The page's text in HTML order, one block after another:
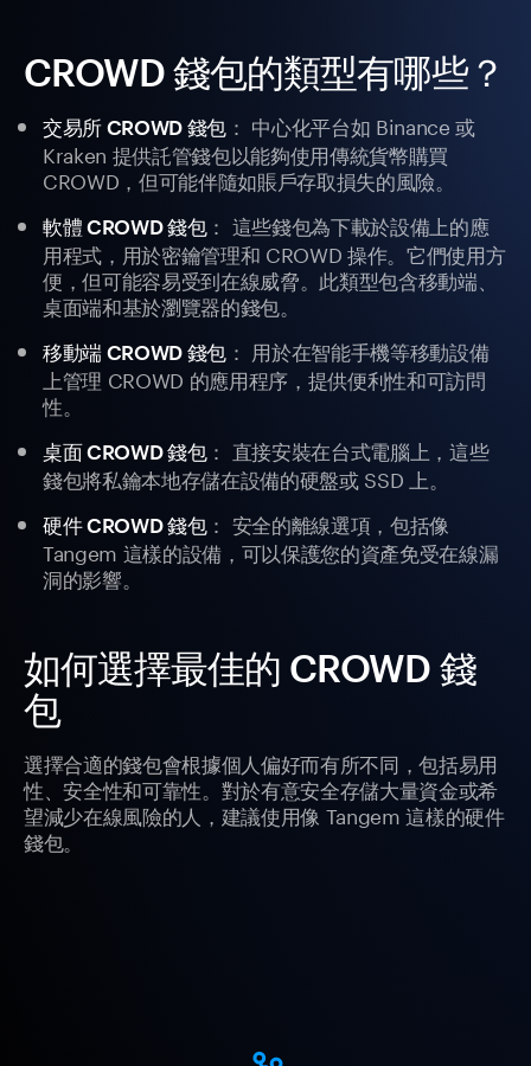
CROWD 錢包的類型有哪些？
交易所 CROWD 錢包： 中心化平台如 Binance 或
Kraken 提供託管錢包以能夠使用傳統貨幣購買
CROWD，但可能伴隨如賬戶存取損失的風險。
軟體 CROWD 錢包： 這些錢包為下載於設備上的應
用程式，用於密鑰管理和 CROWD 操作。它們使用方
便，但可能容易受到在線威脅。此類型包含移動端、
桌面端和基於瀏覽器的錢包。
移動端 CROWD 錢包： 用於在智能手機等移動設備
上管理 CROWD 的應用程序，提供便利性和可訪問
性。
桌面 CROWD 錢包： 直接安裝在台式電腦上，這些
錢包將私鑰本地存儲在設備的硬盤或 SSD 上。
硬件 CROWD 錢包： 安全的離線選項，包括像
Tangem 這樣的設備，可以保護您的資產免受在線漏
洞的影響。
如何選擇最佳的 CROWD 錢
包
選擇合適的錢包會根據個人偏好而有所不同，包括易用
性、安全性和可靠性。對於有意安全存儲大量資金或希
望減少在線風險的人，建議使用像 Tangem 這樣的硬件
錢包。